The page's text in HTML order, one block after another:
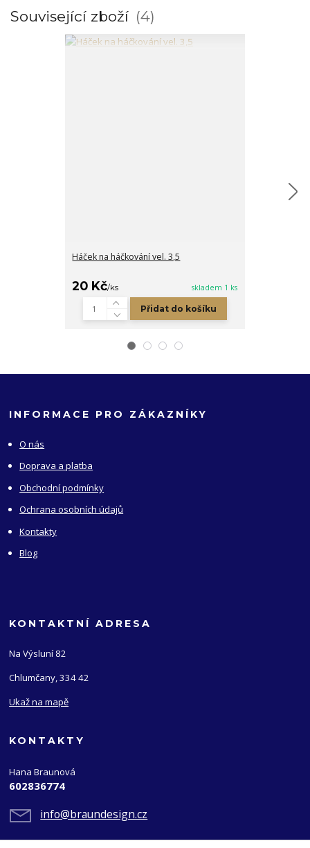
Související zboží 4
Háček na háčkování vel. 3,5
20 Kč/ks skladem 1 ks
Přidat do košíku
INFORMACE PRO ZÁKAZNÍKY
O nás
Doprava a platba
Obchodní podmínky
Ochrana osobních údajů
Kontakty
Blog
KONTAKTNÍ ADRESA
Na Výsluní 82
Chlumčany, 334 42
Ukaž na mapě
KONTAKTY
Hana Braunová
602836774
info@braundesign.cz